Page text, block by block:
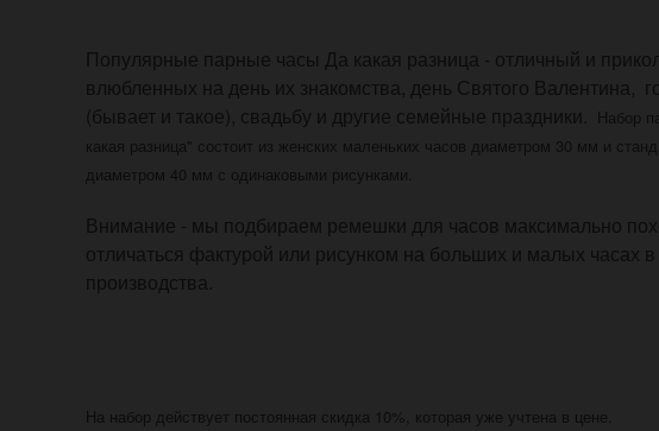
Популярные парные часы Да какая разница - отличный и
влюбленных на день их знакомства, день Святого Валентина,
(бывает и такое), свадьбу и другие семейные праздники. Набор
какая разница" состоит из женских маленьких часов диаметром 30 мм и
диаметром 40 мм с одинаковыми рисунками
Внимание - мы подбираем ремешки для часов максимально
отличаться фактурой или рисунком на больших и малых часах
производства.
На набор действует постоянная скидка 10%, которая уже учтена в цене.